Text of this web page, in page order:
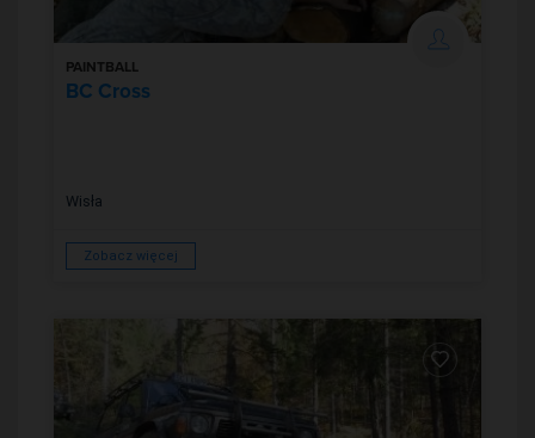
PAINTBALL
BC Cross
Wisła
Zobacz więcej